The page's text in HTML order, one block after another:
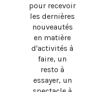
pour recevoir
les dernières
nouveautés
en matière
d'activités à
faire, un
resto à
essayer, un